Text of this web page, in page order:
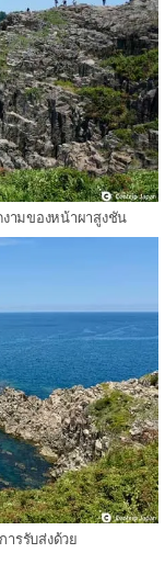
ามของหน้าผาสูงชัน
ารรับส่งด้วย